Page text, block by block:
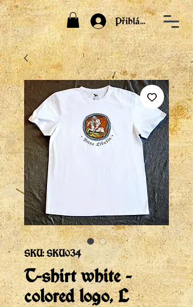
Přihlásit
SKU: SKU034
T-shirt white -
colored logo, L